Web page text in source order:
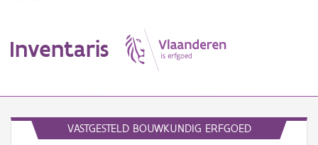
Inventaris
VASTGESTELD BOUWKUNDIG ERFGOED